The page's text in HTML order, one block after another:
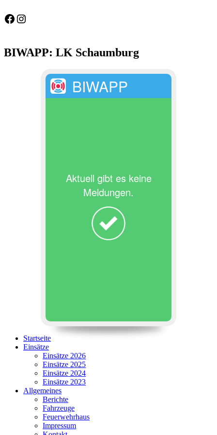
Feuerwehr Gemeinde Wölpinghausen
fw_gemeinde_woelpinghausen
BIWAPP: LK Schaumburg
BIWAPP
Aktuell gibt es keine
Meldungen.
Startseite
Einsätze
Einsätze 2026
Einsätze 2025
Einsätze 2024
Einsätze 2023
Allgemeines
Berichte
Fahrzeuge
Feuerwehrhaus
Impressum